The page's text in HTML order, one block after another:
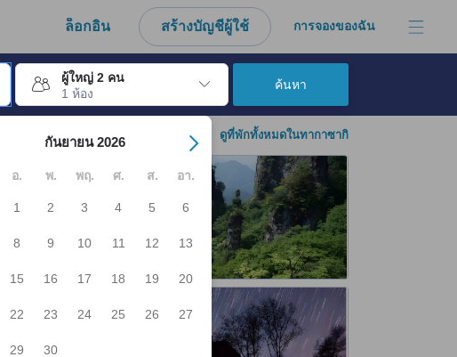
ล็อกอิน สร้างบัญชีผู้ใช้ การจองของฉัน
ผู้ใหญ่ 2 คน
1 ห้อง
ช็คเอาต์ เมื่อไปถึงวันเช็คอินที่ต้องการ ให้กดปุ่ม Enter เพื่อเลือกวันเช็คอินดังกล่า
กันยายน 2026
อ. พ. พฤ. ศ. ส. อา.
1 2 3 4 5 6
8 9 10 11 12 13
15 16 17 18 19 20
22 23 24 25 26 27
29 30
ค้นหา
ดูที่พักทั้งหมดในทากาซากิ